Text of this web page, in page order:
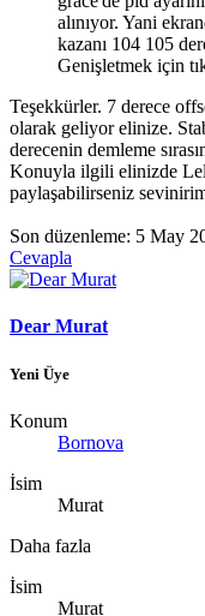
alınıyor. Yani
kazanı 104 105
Genişletmek için
Teşekkürler. 7 derece
olarak geliyor elinize.
derecenin demleme
Konuyla ilgili elinizde
paylaşabilirseniz
Son düzenleme: 5 May
Cevapla
Dear Murat
Yeni Üye
Konum
Bornova
İsim
Murat
Daha fazla
İsim
Murat